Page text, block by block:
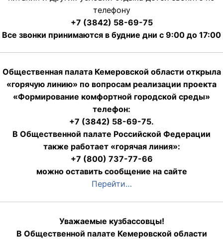
телефону
+7 (3842) 58-69-75
Все звонки принимаются в будние дни с 9:00 до 17:00
Общественная палата Кемеровской области открыла
«горячую линию» по вопросам реализации проекта
«Формирование комфортной городской среды»
телефон:
+7 (3842) 58-69-75.
В Общественной палате Российской Федерации
также работает «горячая линия»:
+7 (800) 737-77-66
можно оставить сообщение на сайте
Перейти…
Уважаемые кузбассовцы!
В Общественной палате Кемеровской области